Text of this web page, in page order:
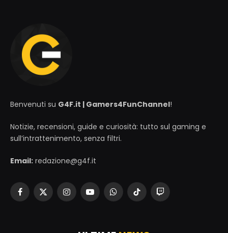
Benvenuti su G4F.it | Gamers4FunChannel!
Notizie, recensioni, guide e curiosità: tutto sul gaming e
sull’intrattenimento, senza filtri.
Email: redazione@g4f.it
Facebook
X
InstagramYouTubeWhatsAppTikTokTwitch